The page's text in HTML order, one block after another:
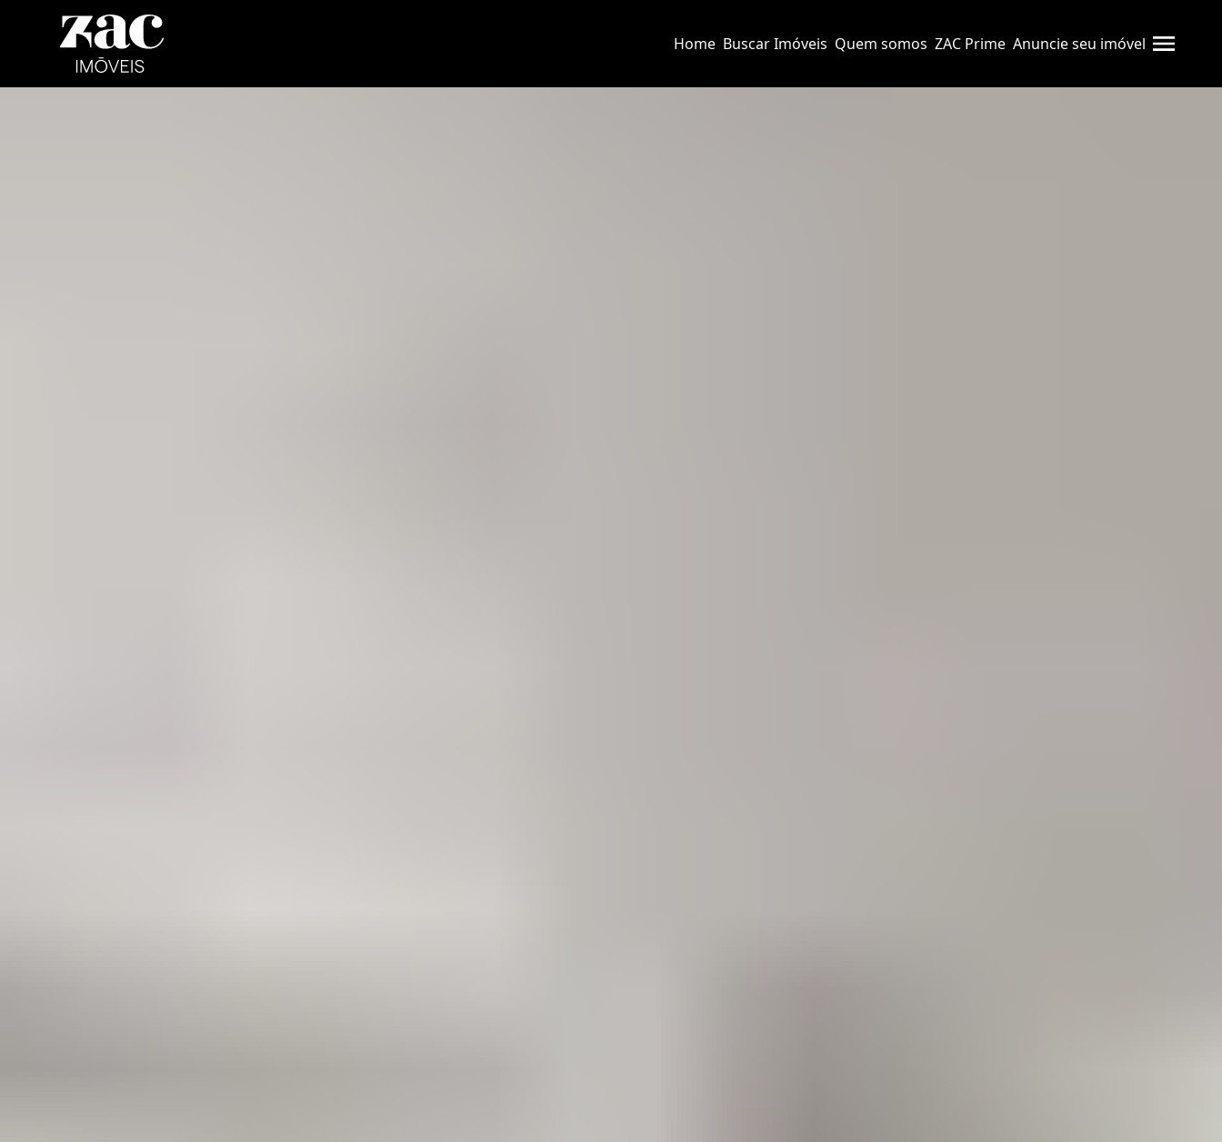
Home Buscar Imóveis Quem somos ZAC Prime Anuncie seu imóvel